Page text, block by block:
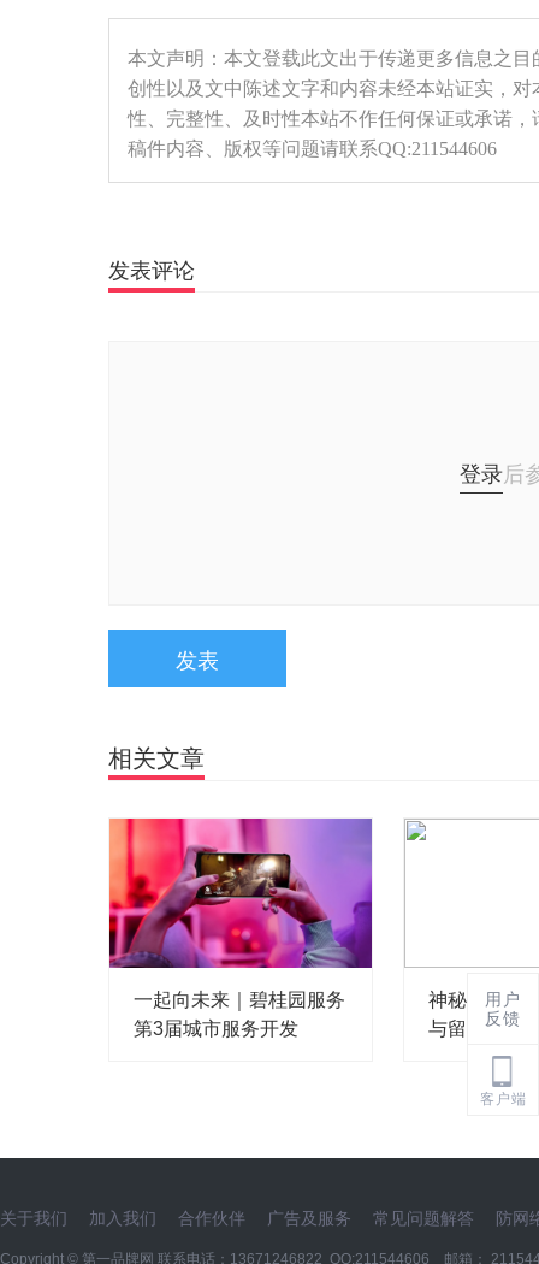
本文声明：本文登载此文出于传递更多信息之
创性以及文中陈述文字和内容未经本站证实，
性、完整性、及时性本站不作任何保证或承诺
稿件内容、版权等问题请联系QQ:211544606
发表评论
登录后
发表
相关文章
一起向未来｜碧桂园服务
第3届城市服务开发
神秘嘉宾再
与留学生重
用户
反馈
客户端
关于我们 加入我们 合作伙伴 广告及服务 常见问题解答 防网
Copyright © 第一品牌网 联系电话：13671246822 QQ:211544606 邮箱：